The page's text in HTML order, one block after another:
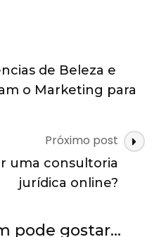
em
termos
de
de Beleza e
o Marketing para
Próximo post
uma consultoria
jurídica online?
pode gostar…